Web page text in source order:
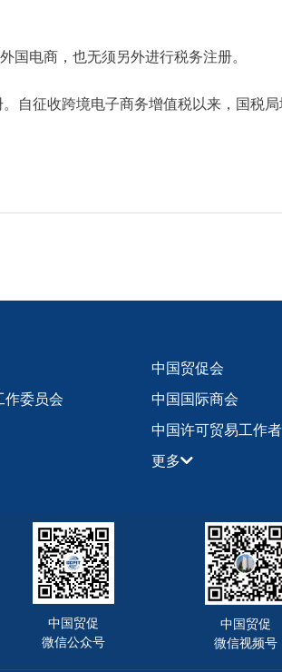
国电商，也无须另外进行税务注册。
自征收跨境电子商务增值税以来，国税
作委员会
中国贸促会
中国国际商会
中国许可贸易工作
更多
中国贸促
微信公众号
中国贸促
微信视频号